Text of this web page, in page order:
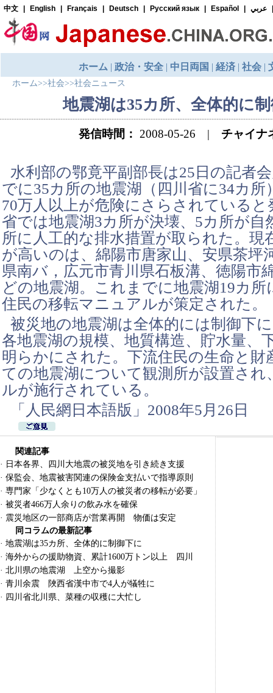
ホーム>>社会>>社会ニュース
地震湖は35カ所、全体的に
発信時間： 2008-05-26 | チャイナ
水利部の鄂竟平副部長は25日の記者
でに35カ所の地震湖（四川省に34カ所
70万人以上が危険にさらされていると
省では地震湖3カ所が決壊、5カ所が自
所に人工的な排水措置が取られた。現
が高いのは、綿陽市唐家山、安県茶坪
県南バ，広元市青川県石板溝、徳陽市
どの地震湖。これまでに地震湖19カ
住民の移転マニュアルが策定された。
被災地の地震湖は全体的には制御下
各地震湖の規模、地質構造、貯水量、
明らかにされた。下流住民の生命と財
ての地震湖について観測所が設置され
ルが施行されている。
「人民網日本語版」2008年5月26日
関連記事
· 日本各界、四川大地震の被災地を引き続き支援
· 保監会、地震被害関連の保険金支払いで指導原則
· 専門家「少なくとも10万人の被災者の移転が必要」
· 被災者466万人余りの飲み水を確保
· 震災地区の一部商店が営業再開 物価は安定
同コラムの最新記事
· 地震湖は35カ所、全体的に制御下に
· 海外からの援助物資、累計1600万トン以上 四川
· 北川県の地震湖 上空から撮影
· 青川余震 陜西省漢中市で4人が犠牲に
· 四川省北川県、菜種の収穫に大忙し